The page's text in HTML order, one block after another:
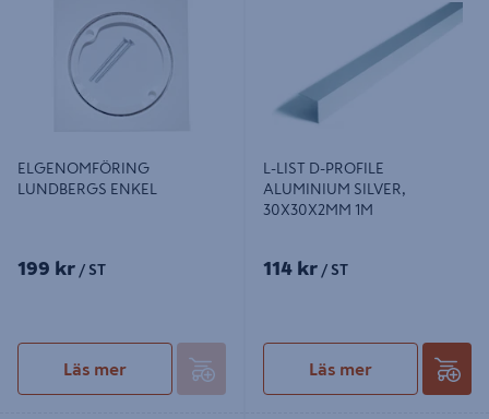
ELGENOMFÖRING
LUNDBERGS ENKEL
199 kr / ST
Läs mer
L-LIST D-PROFILE
ALUMINIUM SILVER,
30X30X2MM 1M
114 kr / ST
Läs mer